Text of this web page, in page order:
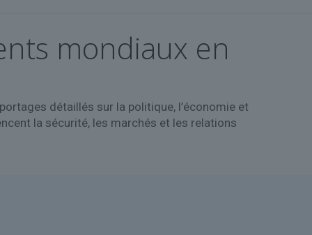
mondiaux en
détaillés sur la politique, l’économie et
la sécurité, les marchés et les relations